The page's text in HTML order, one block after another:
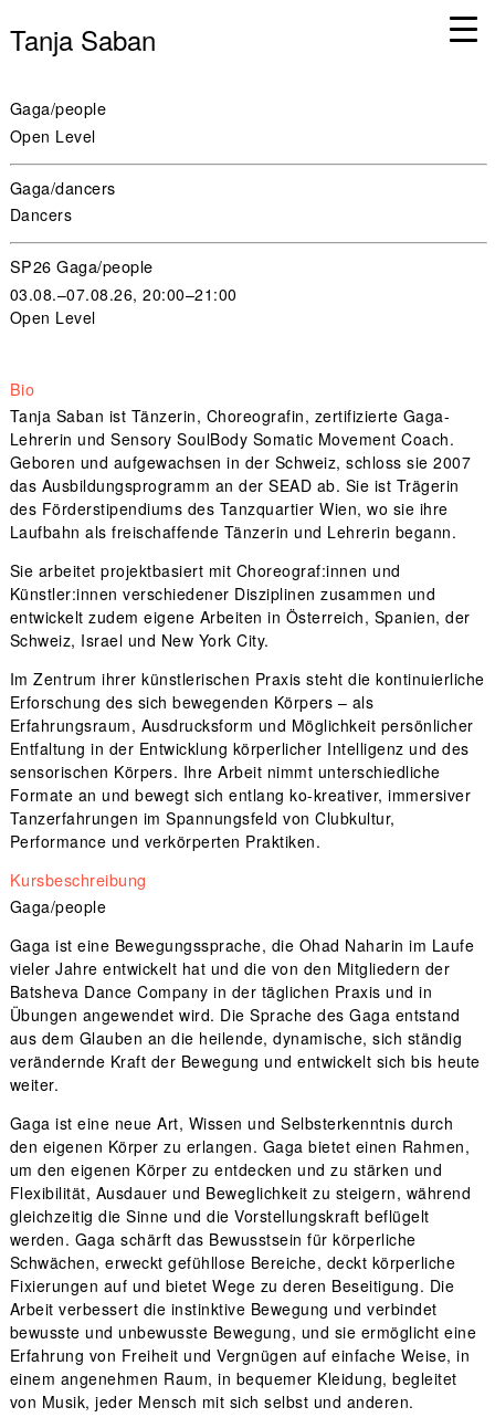
Tanja Saban
Gaga/people
Open Level
Gaga/dancers
Dancers
SP26 Gaga/people
03.08.–07.08.26, 20:00–21:00
Open Level
Bio
Tanja Saban ist Tänzerin, Choreografin, zertifizierte Gaga-
Lehrerin und Sensory SoulBody Somatic Movement Coach.
Geboren und aufgewachsen in der Schweiz, schloss sie 2007
das Ausbildungsprogramm an der SEAD ab. Sie ist Trägerin
des Förderstipendiums des Tanzquartier Wien, wo sie ihre
Laufbahn als freischaffende Tänzerin und Lehrerin begann.
Sie arbeitet projektbasiert mit Choreograf:innen und
Künstler:innen verschiedener Disziplinen zusammen und
entwickelt zudem eigene Arbeiten in Österreich, Spanien, der
Schweiz, Israel und New York City.
Im Zentrum ihrer künstlerischen Praxis steht die kontinuierliche
Erforschung des sich bewegenden Körpers – als
Erfahrungsraum, Ausdrucksform und Möglichkeit persönlicher
Entfaltung in der Entwicklung körperlicher Intelligenz und des
sensorischen Körpers. Ihre Arbeit nimmt unterschiedliche
Formate an und bewegt sich entlang ko-kreativer, immersiver
Tanzerfahrungen im Spannungsfeld von Clubkultur,
Performance und verkörperten Praktiken.
Kursbeschreibung
Gaga/people
Gaga ist eine Bewegungssprache, die Ohad Naharin im Laufe
vieler Jahre entwickelt hat und die von den Mitgliedern der
Batsheva Dance Company in der täglichen Praxis und in
Übungen angewendet wird. Die Sprache des Gaga entstand
aus dem Glauben an die heilende, dynamische, sich ständig
verändernde Kraft der Bewegung und entwickelt sich bis heute
weiter.
Gaga ist eine neue Art, Wissen und Selbsterkenntnis durch
den eigenen Körper zu erlangen. Gaga bietet einen Rahmen,
um den eigenen Körper zu entdecken und zu stärken und
Flexibilität, Ausdauer und Beweglichkeit zu steigern, während
gleichzeitig die Sinne und die Vorstellungskraft beflügelt
werden. Gaga schärft das Bewusstsein für körperliche
Schwächen, erweckt gefühllose Bereiche, deckt körperliche
Fixierungen auf und bietet Wege zu deren Beseitigung. Die
Arbeit verbessert die instinktive Bewegung und verbindet
bewusste und unbewusste Bewegung, und sie ermöglicht eine
Erfahrung von Freiheit und Vergnügen auf einfache Weise, in
einem angenehmen Raum, in bequemer Kleidung, begleitet
von Musik, jeder Mensch mit sich selbst und anderen.